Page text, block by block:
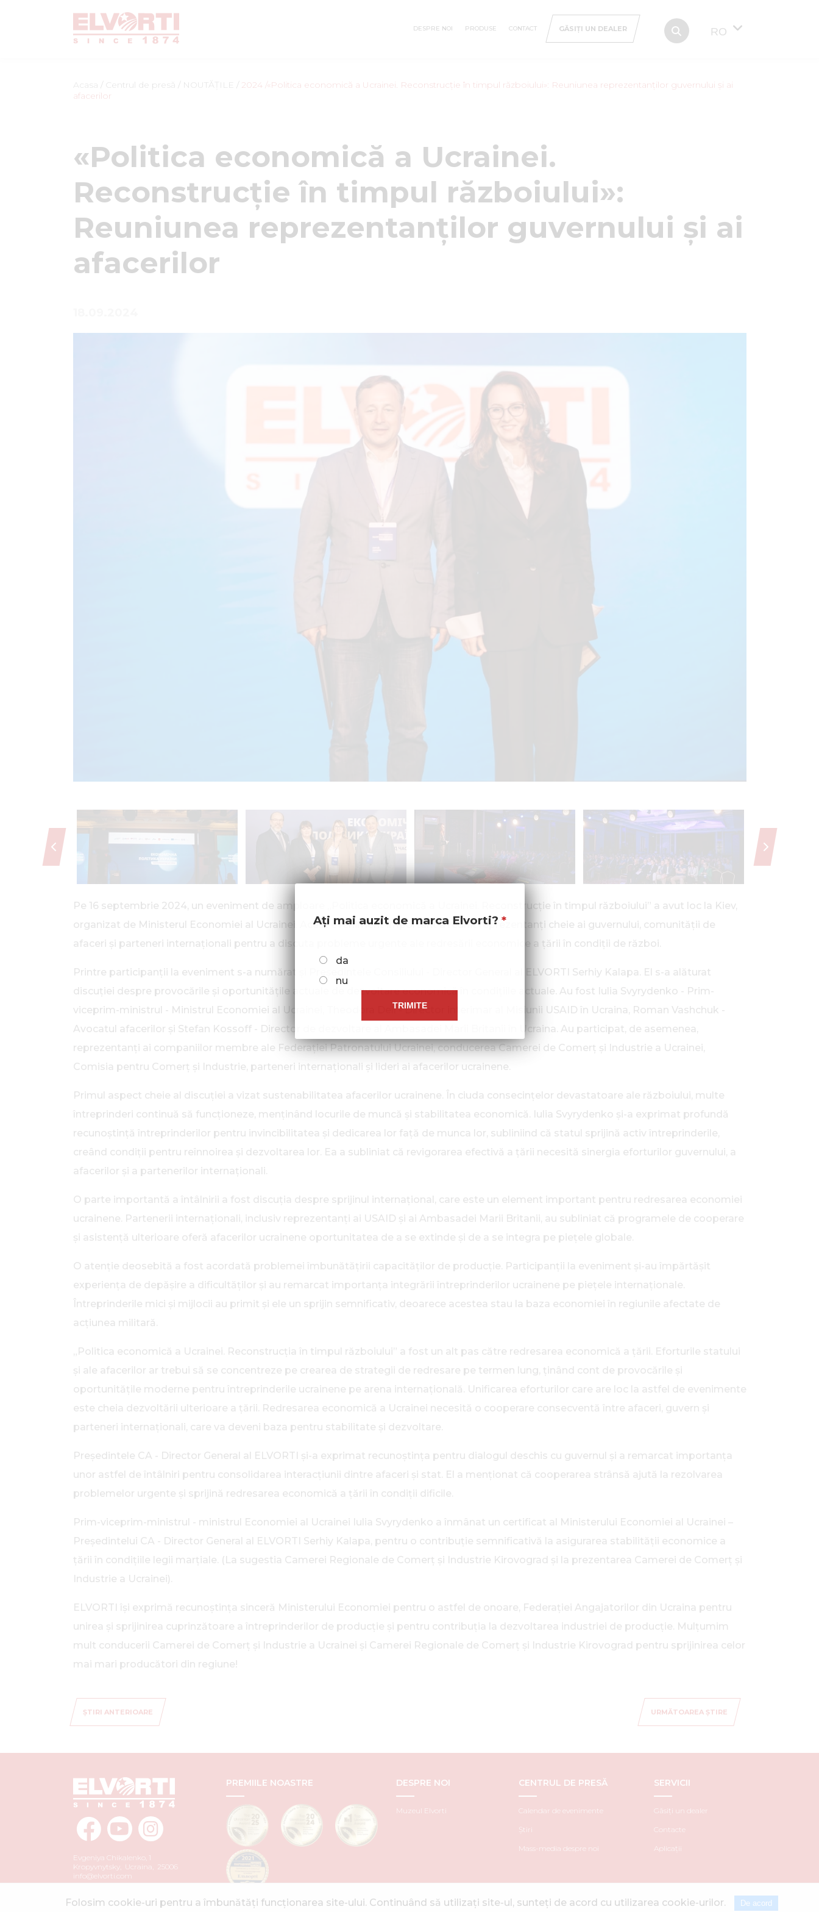
DESPRE NOI PRODUSE CONTACT GĂSIȚI UN DEALER RO
Acasa / Centrul de presă / NOUTĂȚILE / 2024 /«Politica economică a Ucrainei. Reconstrucție în timpul războiului»: Reuniunea reprezentanților guvernului și ai
afacerilor
«Politica economică a Ucrainei.
Reconstrucție în timpul războiului»:
Reuniunea reprezentanților guvernului și ai
afacerilor
Pe 16 septembrie 2024, un eveniment de amploare „Politica economică a Ucrainei. Reconstrucție în timpul războiului” a avut loc la Kiev,
organizat de Ministerul Economiei al Ucrainei. Acest eveniment important a reunit reprezentanți cheie ai guvernului, comunității de
afaceri și parteneri internaționali pentru a discuta probleme urgente ale redresării economice a țării în condiții de război.
Printre participanții la eveniment s-a numărat și Președintele Consiliului - Director General al ELVORTI Serhiy Kalapa. El s-a alăturat
discuției despre provocările și oportunitățile actuale de dezvoltare economică în condițiile actuale. Au fost Iulia Svyrydenko - Prim-
viceprim-ministrul - Ministrul Economiei al Ucrainei, Theodora Dell - Director interimar al Misiunii USAID în Ucraina, Roman Vashchuk -
Avocatul afacerilor și Stefan Kossoff - Director de dezvoltare al Ambasadei Marii Britanii în Ucraina. Au participat, de asemenea,
reprezentanți ai companiilor membre ale Federației Patronatului Ucrainei, conducerea Camerei de Comerț și Industrie a Ucrainei,
Comisia pentru Comerț și Industrie, parteneri internaționali și lideri ai afacerilor ucrainene.
Primul aspect cheie al discuției a vizat sustenabilitatea afacerilor ucrainene. În ciuda consecințelor devastatoare ale războiului, multe
întreprinderi continuă să funcționeze, menținând locurile de muncă și stabilitatea economică. Iulia Svyrydenko și-a exprimat profundă
recunoștință întreprinderilor pentru invincibilitatea și dedicarea lor față de munca lor, subliniind că statul sprijină activ întreprinderile,
creând condiții pentru reînnoirea și dezvoltarea lor. Ea a subliniat că revigorarea efectivă a țării necesită sinergia eforturilor guvernului, a
afacerilor și a partenerilor internaționali.
O parte importantă a întâlnirii a fost discuția despre sprijinul internațional, care este un element important pentru redresarea economiei
ucrainene. Partenerii internaționali, inclusiv reprezentanți ai USAID și ai Ambasadei Marii Britanii, au subliniat că programele de cooperare
și asistență ulterioare oferă afacerilor ucrainene oportunitatea de a se extinde și de a se integra pe piețele globale.
O atenție deosebită a fost acordată problemei îmbunătățirii capacităților de producție. Participanții la eveniment și-au împărtășit
experiența de depășire a dificultăților și au remarcat importanța integrării întreprinderilor ucrainene pe piețele internaționale.
Întreprinderile mici și mijlocii au primit și ele un sprijin semnificativ, deoarece acestea stau la baza economiei în regiunile afectate de
acțiunea militară.
„Politica economică a Ucrainei. Reconstrucția în timpul războiului” a fost un alt pas către redresarea economică a țării. Eforturile statului
și ale afacerilor ar trebui să se concentreze pe crearea de strategii de redresare pe termen lung, ținând cont de provocările și
oportunitățile moderne pentru întreprinderile ucrainene pe arena internațională. Unificarea eforturilor care are loc la astfel de evenimente
este cheia dezvoltării ulterioare a țării. Redresarea economică a Ucrainei necesită o cooperare consecventă între afaceri, guvern și
parteneri internaționali, care va deveni baza pentru stabilitate și dezvoltare.
Președintele CA - Director General al ELVORTI și-a exprimat recunoștința pentru dialogul deschis cu guvernul și a remarcat importanța
unor astfel de întâlniri pentru consolidarea interacțiunii dintre afaceri și stat. El a menționat că cooperarea strânsă ajută la rezolvarea
problemelor urgente și sprijină redresarea economică a țării în condiții dificile.
Prim-viceprim-ministrul - ministrul Economiei al Ucrainei Iulia Svyrydenko a înmânat un certificat al Ministerului Economiei al Ucrainei –
Președintelui CA - Director General al ELVORTI Serhiy Kalapa, pentru o contribuție semnificativă la asigurarea stabilității economice a
țării în condiţiile legii marţiale. (La sugestia Camerei Regionale de Comerț și Industrie Kirovograd și la prezentarea Camerei de Comerț și
Industrie a Ucrainei).
ELVORTI își exprimă recunoștința sinceră Ministerului Economiei pentru o astfel de onoare, Federației Angajatorilor din Ucraina pentru
unirea și sprijinirea cuprinzătoare a întreprinderilor de producție și pentru contribuția la dezvoltarea industriei de producție. Mulțumim
mult conducerii Camerei de Comerț și Industrie a Ucrainei și Camerei Regionale de Comerț și Industrie Kirovograd pentru sprijinirea celor
mai mari producători din regiune!
ȘTIRI ANTERIOARE URMĂTOAREA ȘTIRE
Evgeniya Chikalenko, 1
Kropyvnytsky
Ucraina
25006
info@elvorti.com
PREMIILE NOASTRE DESPRE NOI
Muzeul Elvorti
CENTRUL DE PRESĂ
Calendar de evenimente
Știri
Mass-media despre noi
SERVICII
Găsiți un dealer
Contacte
Aplicații
Folosim cookie-uri pentru a îmbunătăți funcționarea site-ului. Continuând să utilizați site-ul, sunteți de acord cu utilizarea cookie-urilor. De acord
Ați mai auzit de marca Elvorti?
da
nu